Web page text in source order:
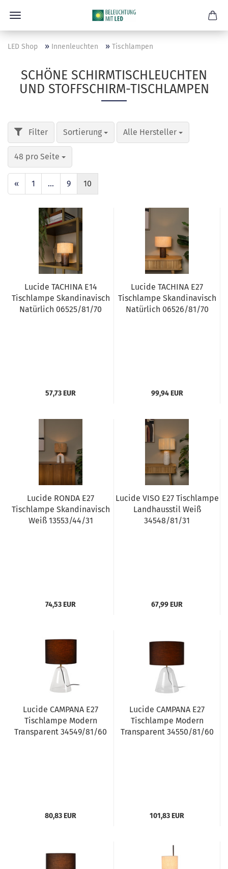
LED Shop » Innenleuchten » Tischlampen
SCHÖNE SCHIRMTISCHLEUCHTEN
UND STOFFSCHIRM-TISCHLAMPEN
Sortierung Alle Hersteller
48 pro Seite
« 1 ... 9 10
Lucide TACHINA E14
Tischlampe Skandinavisch
Natürlich 06525/81/70
57,73 EUR
Lucide TACHINA E27
Tischlampe Skandinavisch
Natürlich 06526/81/70
99,94 EUR
Lucide RONDA E27
Tischlampe Skandinavisch
Weiß 13553/44/31
74,53 EUR
Lucide VISO E27 Tischlampe
Landhausstil Weiß
34548/81/31
67,99 EUR
Lucide CAMPANA E27
Tischlampe Modern
Transparent 34549/81/60
80,83 EUR
Lucide CAMPANA E27
Tischlampe Modern
Transparent 34550/81/60
101,83 EUR